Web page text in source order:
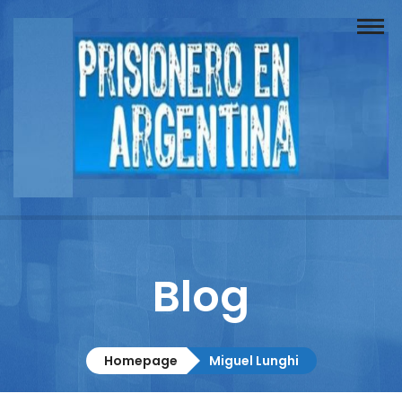
Buscador
Documentos
Columnistas
Contacto
Blog
Homepage Miguel Lunghi